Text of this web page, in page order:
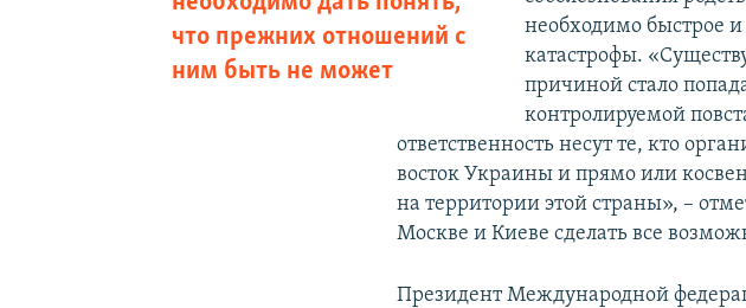
что прежних отношений с
ним быть не может
необходимо быстрое и
катастрофы.
причиной стало
контролируемой
ответственность несут те, кто
восток Украины и прямо или
на территории этой страны», –
Москве и Киеве сделать все
Президент Международной